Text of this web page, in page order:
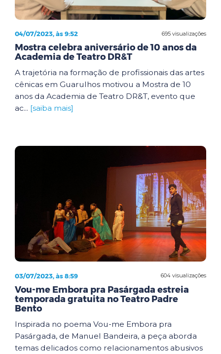
695 visualizações
04/07/2023, às 9:52
Mostra celebra aniversário de 10 anos da
Academia de Teatro DR&T
A trajetória na formação de profissionais das artes
cênicas em Guarulhos motivou a Mostra de 10
anos da Academia de Teatro DR&T, evento que
ac... [saiba mais]
604 visualizações
03/07/2023, às 8:59
Vou-me Embora pra Pasárgada estreia
temporada gratuita no Teatro Padre
Bento
Inspirada no poema Vou-me Embora pra
Pasárgada, de Manuel Bandeira, a peça aborda
temas delicados como relacionamentos abusivos